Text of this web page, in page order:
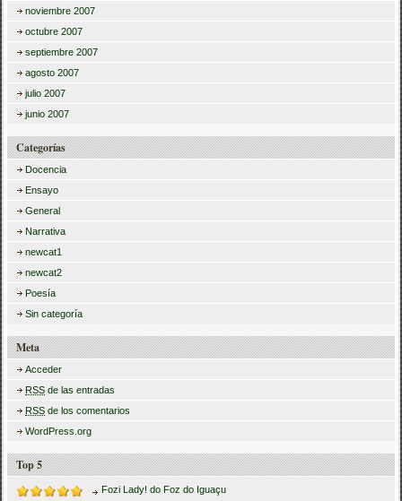
noviembre 2007
octubre 2007
septiembre 2007
agosto 2007
julio 2007
junio 2007
Categorías
Docencia
Ensayo
General
Narrativa
newcat1
newcat2
Poesía
Sin categoría
Meta
Acceder
RSS de las entradas
RSS de los comentarios
WordPress.org
Top 5
Fozi Lady! do Foz do Iguaçu